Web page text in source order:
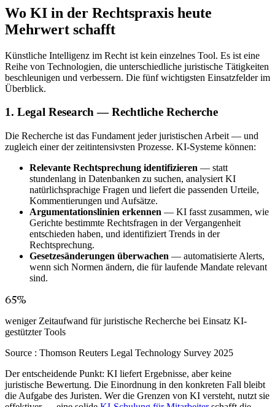
Wo KI in der Rechtspraxis heute
Mehrwert schafft
Künstliche Intelligenz im Recht ist kein einzelnes Tool. Es ist eine
Reihe von Technologien, die unterschiedliche juristische Tätigkeiten
beschleunigen und verbessern. Die fünf wichtigsten Einsatzfelder im
Überblick.
1. Legal Research — Rechtliche Recherche
Die Recherche ist das Fundament jeder juristischen Arbeit — und
zugleich einer der zeitintensivsten Prozesse. KI-Systeme können:
Relevante Rechtsprechung identifizieren — statt
stundenlang in Datenbanken zu suchen, analysiert KI
natürlichsprachige Fragen und liefert die passenden Urteile,
Kommentierungen und Aufsätze.
Argumentationslinien erkennen — KI fasst zusammen, wie
Gerichte bestimmte Rechtsfragen in der Vergangenheit
entschieden haben, und identifiziert Trends in der
Rechtsprechung.
Gesetzesänderungen überwachen — automatisierte Alerts,
wenn sich Normen ändern, die für laufende Mandate relevant
sind.
65%
weniger Zeitaufwand für juristische Recherche bei Einsatz KI-
gestützter Tools
Source : Thomson Reuters Legal Technology Survey 2025
Der entscheidende Punkt: KI liefert Ergebnisse, aber keine
juristische Bewertung. Die Einordnung in den konkreten Fall bleibt
die Aufgabe des Juristen. Wer die Grenzen von KI versteht, nutzt sie